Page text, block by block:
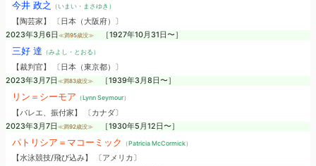
今井 政之 （いまい・まさゆき）
【陶芸家】 〔日本（大阪府）〕
2023年3月6日 ≪満95歳没≫ ［1927年10月31日〜］
三好 達 （みよし・とおる）
【裁判官】 〔日本（東京都）〕
2023年3月7日 ≪満83歳没≫ ［1939年3月8日〜］
リン＝シーモア （Lynn Seymour）
【バレエ、振付家】 〔カナダ〕
2023年3月7日 ≪満92歳没≫ ［1930年5月12日〜］
パトリシア＝マコーミック （Patricia McCormick）
【水泳競技/飛び込み】 〔アメリカ〕